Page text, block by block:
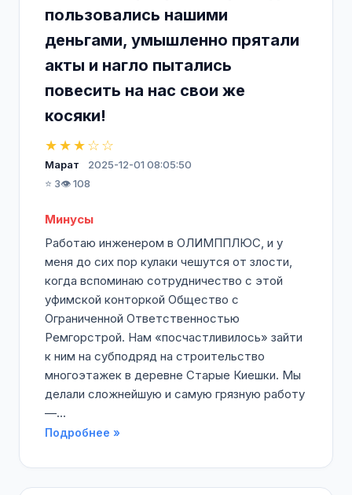
пользовались нашими
деньгами, умышленно прятали
акты и нагло пытались
повесить на нас свои же
косяки!
★★★☆☆
Марат
2025-12-01 08:05:50
⭐ 3👁️ 108
Минусы
Работаю инженером в ОЛИМППЛЮС, и у
меня до сих пор кулаки чешутся от злости,
когда вспоминаю сотрудничество с этой
уфимской конторкой Общество с
Ограниченной Ответственностью
Ремгорстрой. Нам «посчастливилось» зайти
к ним на субподряд на строительство
многоэтажек в деревне Старые Киешки. Мы
делали сложнейшую и самую грязную работу
—...
Подробнее »